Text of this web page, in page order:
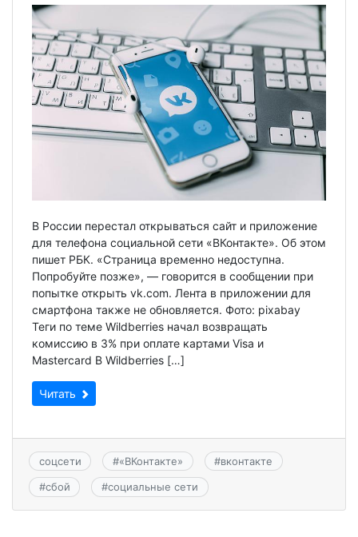
В России перестал открываться сайт и приложение
для телефона социальной сети «ВКонтакте». Об этом
пишет РБК. «Страница временно недоступна.
Попробуйте позже», — говорится в сообщении при
попытке открыть vk.com. Лента в приложении для
смартфона также не обновляется. Фото: pixabay
Теги по теме Wildberries начал возвращать
комиссию в 3% при оплате картами Visa и
Mastercard В Wildberries […]
Читать
соцсети #«ВКонтакте» #вконтакте
#сбой #социальные сети